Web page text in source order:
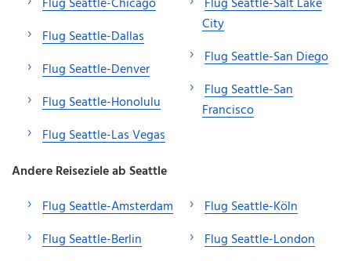
Flug Seattle-Dallas
Flug Seattle-Denver
Flug Seattle-Honolulu
Flug Seattle-Las Vegas
City
Flug Seattle-San Diego
Flug Seattle-San
Francisco
Andere Reiseziele ab Seattle
Flug Seattle-Amsterdam
Flug Seattle-Berlin
Flug Seattle-Köln
Flug Seattle-London